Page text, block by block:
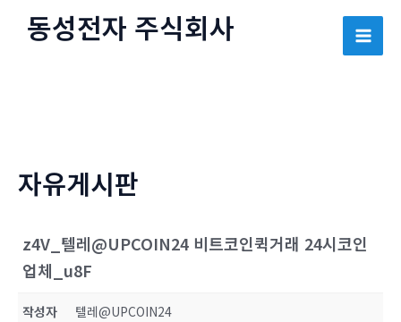
동성전자 주식회사
Main
자유게시판
z4V_텔레@UPCOIN24 비트코인퀵거래 24시코인
업체_u8F
작성자
텔레@UPCOIN24